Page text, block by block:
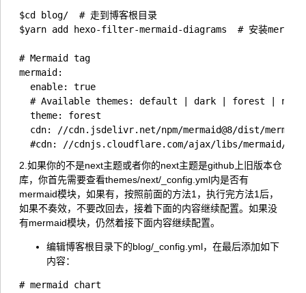
$cd blog/  # 走到博客根目录
$yarn add hexo-filter-mermaid-diagrams  # 安装mermaid
# Mermaid tag
mermaid:
  enable: true
# Available themes: default | dark | forest |
  theme: forest
cdn: //cdn.jsdelivr.net/npm/mermaid@8/dist/
2.如果你的不是next主题或者你的next主题是github上旧版本仓
库，你首先需要查看themes/next/_config.yml内是否有
mermaid模块，如果有，按照前面的方法1，执行完方法1后，
如果不奏效，不要改回去，接着下面的内容继续配置。如果没
有mermaid模块，仍然着接下面内容继续配置。
编辑博客根目录下的blog/_config.yml，在最后添加如下
内容：
# mermaid chart